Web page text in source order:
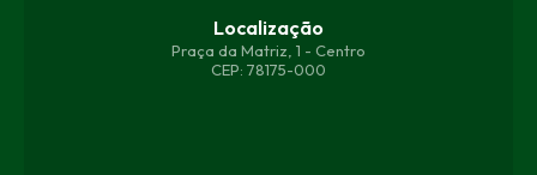
Localização
Praça da Matriz, 1 - Centro
CEP: 78175-000